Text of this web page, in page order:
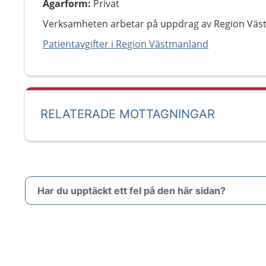
Ägarform: Privat
Verksamheten arbetar på uppdrag av Region
Patientavgifter i Region Västmanland
RELATERADE MOTTAGNINGAR
Har du upptäckt ett fel på den här sidan?